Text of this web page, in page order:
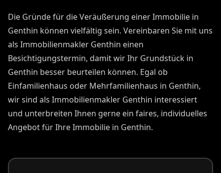
Die Gründe für die Veräußerung einer Immobilie in
Genthin können vielfältig sein. Vereinbaren Sie mit uns
als Immobilienmakler Genthin einen
Besichtigungstermin, damit wir Ihr Grundstück in
Genthin besser beurteilen können. Egal ob
Einfamilienhaus oder Mehrfamilienhaus in Genthin,
wir sind als Immobilienmakler Genthin interessiert
und unterbreiten Ihnen gerne ein faires, individuelles
Angebot für Ihre Immobilie in Genthin.